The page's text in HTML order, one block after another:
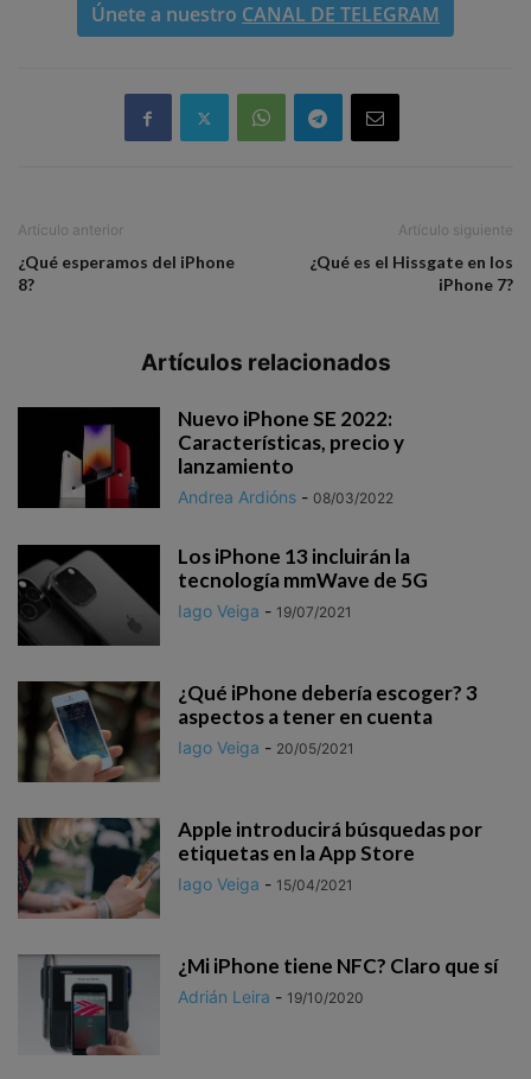
Únete a nuestro CANAL DE TELEGRAM
Artículo anterior
¿Qué esperamos del iPhone
8?
Artículo siguiente
¿Qué es el Hissgate en los
iPhone 7?
Artículos relacionados
Nuevo iPhone SE 2022:
Características, precio y
lanzamiento
Andrea Ardións - 08/03/2022
Los iPhone 13 incluirán la
tecnología mmWave de 5G
Iago Veiga - 19/07/2021
¿Qué iPhone debería escoger? 3
aspectos a tener en cuenta
Iago Veiga - 20/05/2021
Apple introducirá búsquedas por
etiquetas en la App Store
Iago Veiga - 15/04/2021
¿Mi iPhone tiene NFC? Claro que sí
Adrián Leira - 19/10/2020